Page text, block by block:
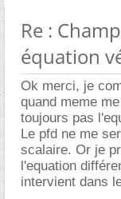
Re :
équation
Ok merci, je
quand meme
toujours pas
Le pfd ne me
scalaire. Or je
l'equation
intervient dans